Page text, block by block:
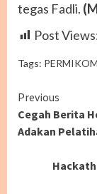
tegas Fadli.
Post
Tags:
Continue
Reading
Previous
Cegah Berita
Adakan